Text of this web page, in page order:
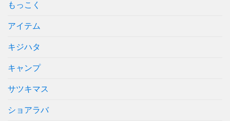
もっこく
アイテム
キジハタ
キャンプ
サツキマス
ショアラバ